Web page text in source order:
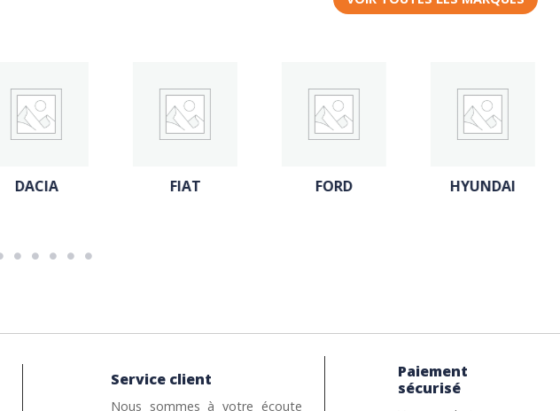
FIAT FORD HYUNDAI MERCEDES
Service client
Nous sommes à votre écoute
Paiement
sécurisé